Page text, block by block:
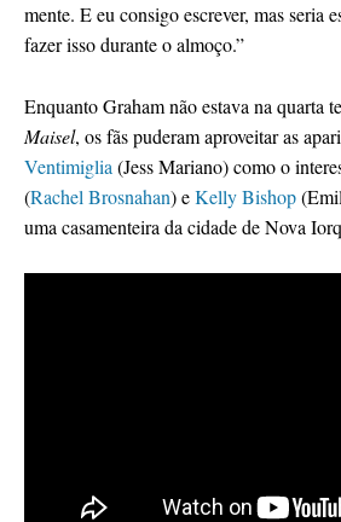
mente. E eu consigo escrever, mas seria
fazer isso durante o almoço.”
Enquanto Graham não estava na quarta
Maisel, os fãs puderam aproveitar as
Ventimiglia(Jess Mariano) como o
(Rachel Brosnahan) eKelly Bishop
uma casamenteira da cidade de Nova